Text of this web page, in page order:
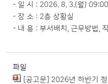
- 일 시 : 2026. 8. 3.(월) 09:00
- 장 소 : 2층 상황실
- 내 용 : 부서배치, 근무방법,
파일
[공고문] 2026년 하반기